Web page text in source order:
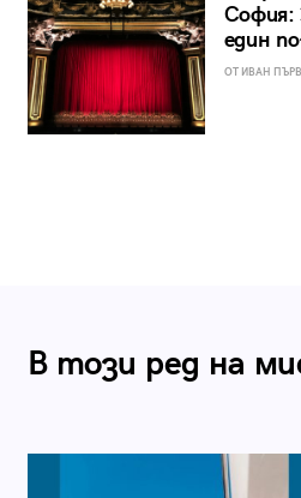
София:
един
ОТ ИВАН
В този ред на